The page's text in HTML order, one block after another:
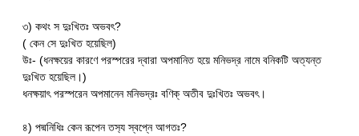
৩) কথং স দুঃখিতঃ অভবৎ?
( কেন সে দুঃখিত হয়েছিল)
উঃ- (ধনক্ষয়ের কারণে পরস্পরের দ্বারা অপমানিত হয়ে মনিভদ্র নামে বনিকটি অত্যন্ত
দুঃখিত হয়েছিল।)
ধনক্ষয়াৎ পরস্পরেন অপমানেন মনিভদ্রঃ বণিক্ অতীব দুঃখিতঃ অভবৎ।
৪) পদ্মনিধিঃ কেন রূপেন তস‍্য স্বপ্নে আগতঃ?